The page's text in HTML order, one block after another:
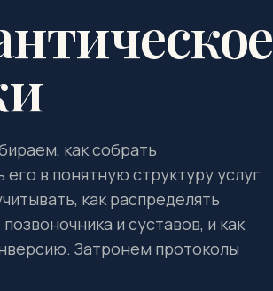
как собрать
в понятную структуру услуг
как распределять
и суставов, и как
Затронем протоколы